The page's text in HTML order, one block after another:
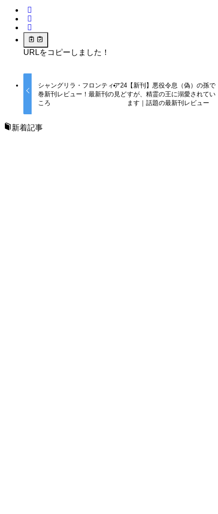
URLをコピーしました！
シャングリラ・フロンティア24
巻新刊レビュー！最新刊の見ど
ころ
【新刊】悪役令息（偽）の孫で
すが、精霊の王に溺愛されてい
ます｜話題の最新刊レビュー
新着記事